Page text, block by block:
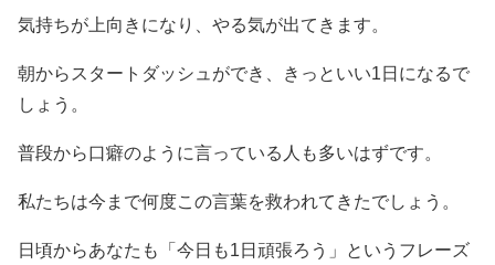
気持ちが上向きになり、やる気が出てきます。
朝からスタートダッシュができ、きっといい1日になるで
しょう。
普段から口癖のように言っている人も多いはずです。
私たちは今まで何度この言葉を救われてきたでしょう。
日頃からあなたも「今日も1日頑張ろう」というフレーズ